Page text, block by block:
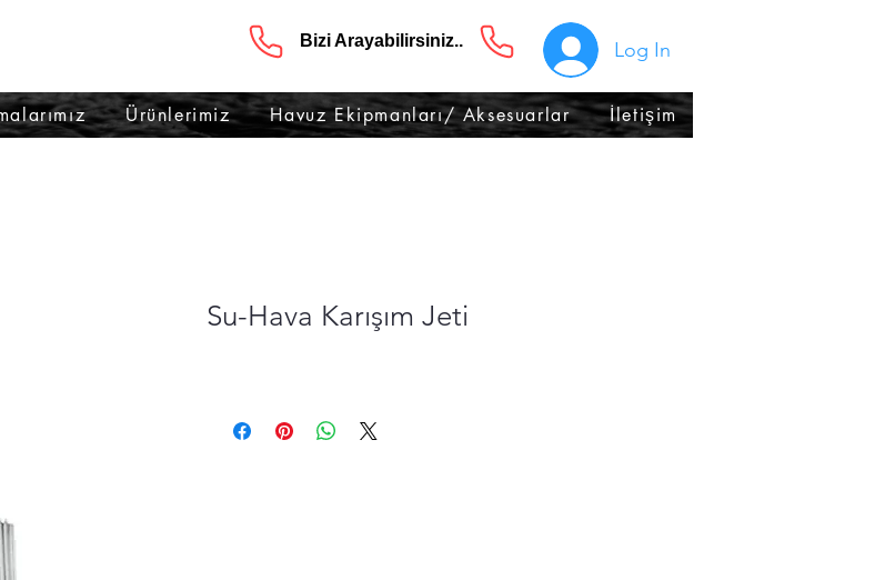
Bizi Arayabilirsiniz.. Log In
Ürünlerimiz Havuz Ekipmanları/ Aksesuarlar İletişim
Su-Hava Karışım Jeti